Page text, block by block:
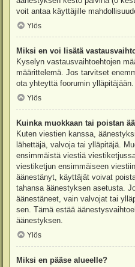
voit antaa käyttäjille
Ylös
Miksi en voi lisätä
Kyselyn vastausvaihtoehtojen
määrittelemä. Jos tarvitset
ota yhteyttä foorumin ylläpitäjään.
Ylös
Kuinka muokkaan tai poistan
Kuten viestien kanssa,
lähettäjä, valvoja tai ylläpitäjä.
ensimmäistä viestiä
viestiketjun ensimmäiseen
äänestänyt, käyttäjät voivat
tahansa äänestyksen asetusta.
äänestäneet, vain valvojat tai
sen. Tämä estää
äänestyksen.
Ylös
Miksi en pääse alueelle?